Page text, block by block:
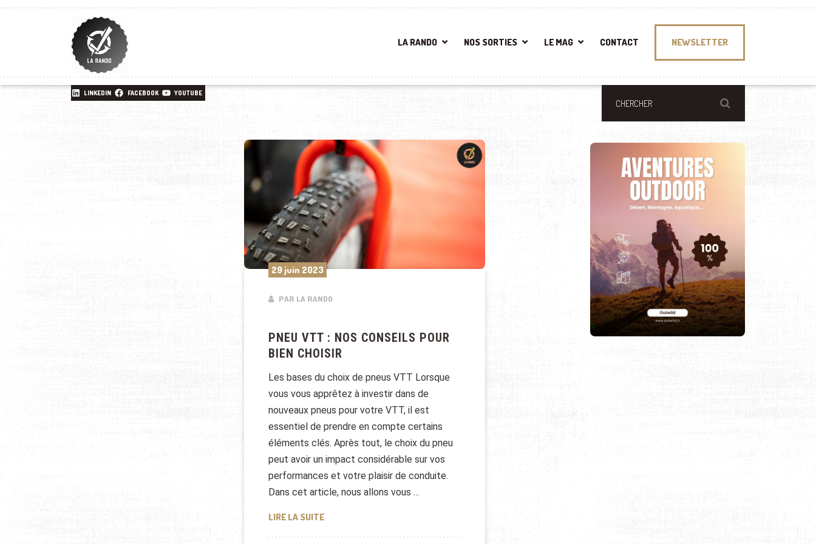
LA RANDO NOS SORTIES LE MAG CONTACT NEWSLETTER
LINKEDIN FACEBOOK YOUTUBE
29 juin 2023
PAR LA RANDO
PNEU VTT : NOS CONSEILS POUR
BIEN CHOISIR
Les bases du choix de pneus VTT Lorsque
vous vous apprêtez à investir dans de
nouveaux pneus pour votre VTT, il est
essentiel de prendre en compte certains
éléments clés. Après tout, le choix du pneu
peut avoir un impact considérable sur vos
performances et votre plaisir de conduite.
Dans cet article, nous allons vous …
LIRE LA SUITEPNEU VTT : NOS CONSEILS POUR BIEN CHOISIR